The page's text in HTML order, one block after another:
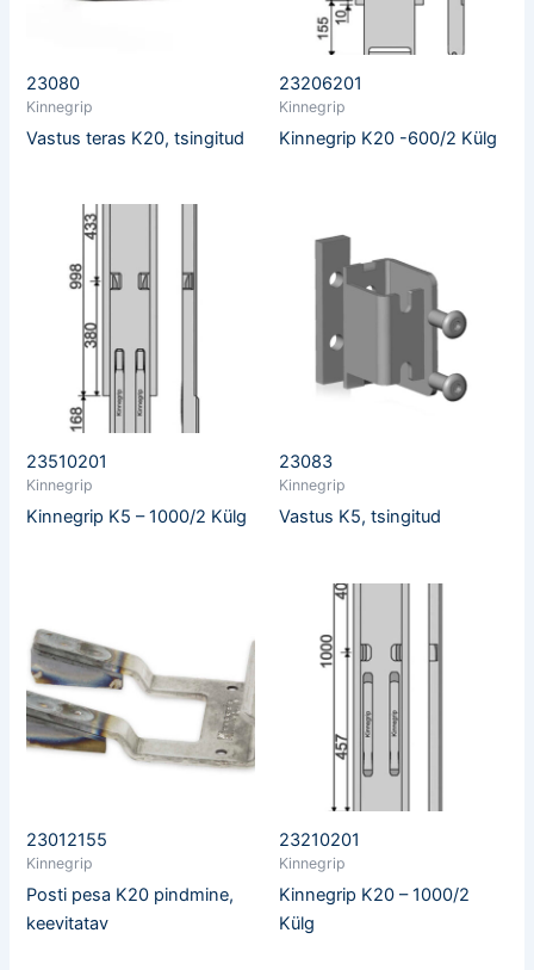
23080
Kinnegrip
Vastus teras K20, tsingitud
23206201
Kinnegrip
Kinnegrip K20 -600/2 Külg
23510201
Kinnegrip
Kinnegrip K5 – 1000/2 Külg
23083
Kinnegrip
Vastus K5, tsingitud
23012155
Kinnegrip
Posti pesa K20 pindmine,
keevitatav
23210201
Kinnegrip
Kinnegrip K20 – 1000/2
Külg